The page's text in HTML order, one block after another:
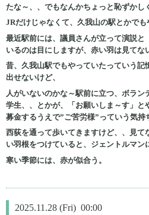
たな～、、でもなんかちょっと恥ずかし
JRだけじゃなくて、久我山の駅とかでも
最近駅前には、議員さんが立って演説と
いるのは目にしますが、赤い羽は見てな
昔、久我山駅でもやっていたっていう記
出せないけど、
人がいないのかな～駅前に立つ、ボラン
学生、、とかが、「お願いしま～す」と
募金するうえで”ご苦労様”っていう気持
西荻を通って歩いてきますけど、、見て
い羽根をつけていると、ジェントルマン
寒い季節には、赤が似合う。
2025.11.28 (Fri) 00:00